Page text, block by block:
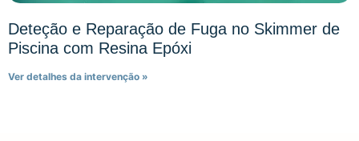
Deteção e Reparação de Fuga no Skimmer de
Piscina com Resina Epóxi
Ver detalhes da intervenção »